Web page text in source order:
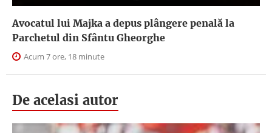
Avocatul lui Majka a depus plângere penală la
Parchetul din Sfântu Gheorghe
Acum 7 ore, 18 minute
De acelasi autor